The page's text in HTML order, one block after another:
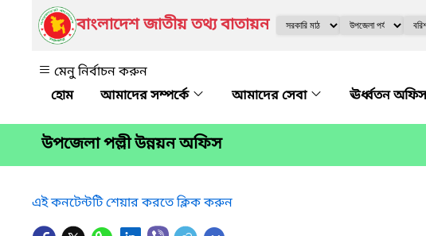
বাংলাদেশ জাতীয় তথ্য বাতায়ন
মেনু নির্বাচন করুন
আমাদের সম্পর্কে
আমাদের সেবা ঊর্ধ্বতন
উপজেলা পল্লী উন্নয়ন অফিস
এই কনটেন্টটি শেয়ার করতে ক্লিক করুন